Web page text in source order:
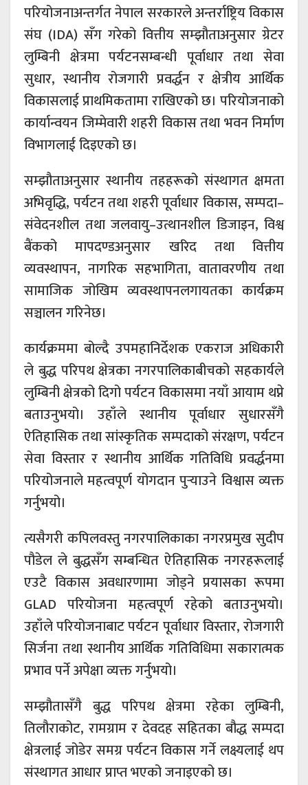
परियोजनाअन्तर्गत नेपाल सरकारले अन्तर्राष्ट्रिय विकास
संघ (IDA) सँग गरेको वित्तीय सम्झौताअनुसार ग्रेटर
लुम्बिनी क्षेत्रमा पर्यटनसम्बन्धी पूर्वाधार तथा सेवा
सुधार, स्थानीय रोजगारी प्रवर्द्धन र क्षेत्रीय आर्थिक
विकासलाई प्राथमिकतामा राखिएको छ। परियोजनाको
कार्यान्वयन जिम्मेवारी शहरी विकास तथा भवन निर्माण
विभागलाई दिइएको छ।
सम्झौताअनुसार स्थानीय तहहरूको संस्थागत क्षमता
अभिवृद्धि, पर्यटन तथा शहरी पूर्वाधार विकास, सम्पदा–
संवेदनशील तथा जलवायु–उत्थानशील डिजाइन, विश्व
बैंकको मापदण्डअनुसार खरिद तथा वित्तीय
व्यवस्थापन, नागरिक सहभागिता, वातावरणीय तथा
सामाजिक जोखिम व्यवस्थापनलगायतका कार्यक्रम
सञ्चालन गरिनेछ।
कार्यक्रममा बोल्दै उपमहानिर्देशक एकराज अधिकारी
ले बुद्ध परिपथ क्षेत्रका नगरपालिकाबीचको सहकार्यले
लुम्बिनी क्षेत्रको दिगो पर्यटन विकासमा नयाँ आयाम थप्ने
बताउनुभयो। उहाँले स्थानीय पूर्वाधार सुधारसँगै
ऐतिहासिक तथा सांस्कृतिक सम्पदाको संरक्षण, पर्यटन
सेवा विस्तार र स्थानीय आर्थिक गतिविधि प्रवर्द्धनमा
परियोजनाले महत्वपूर्ण योगदान पुर्‍याउने विश्वास व्यक्त
गर्नुभयो।
त्यसैगरी कपिलवस्तु नगरपालिकाका नगरप्रमुखसुदीप
पौडेल ले बुद्धसँग सम्बन्धित ऐतिहासिक नगरहरूलाई
एउटै विकास अवधारणामा जोड्ने प्रयासका रूपमा
GLAD परियोजना महत्वपूर्ण रहेको बताउनुभयो।
उहाँले परियोजनाबाट पर्यटन पूर्वाधार विस्तार, रोजगारी
सिर्जना तथा स्थानीय आर्थिक गतिविधिमा सकारात्मक
प्रभाव पर्ने अपेक्षा व्यक्त गर्नुभयो।
सम्झौतासँगै बुद्ध परिपथ क्षेत्रमा रहेका लुम्बिनी,
तिलौराकोट, रामग्राम र देवदह सहितका बौद्ध सम्पदा
क्षेत्रलाई जोडेर समग्र पर्यटन विकास गर्ने लक्ष्यलाई थप
संस्थागत आधार प्राप्त भएको जनाइएको छ।